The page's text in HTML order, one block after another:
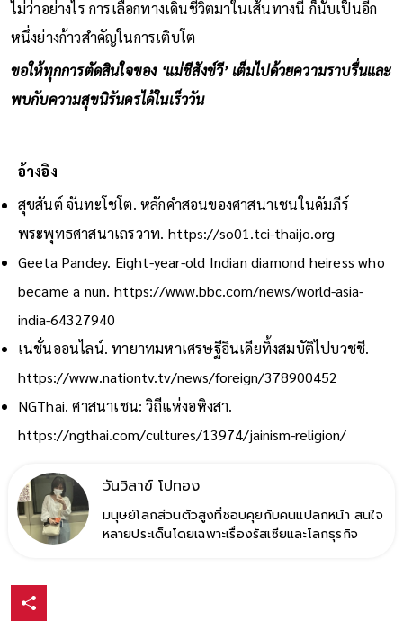
ไม่ว่าอย่างไร การเลือกทางเดินชีวิตมาในเส้นทางนี้ ก็นับเป็นอีก
หนึ่งย่างก้าวสำคัญในการเติบโต
ขอให้ทุกการตัดสินใจของ ‘แม่ชีสังข์วี’ เต็มไปด้วยความราบรื่นและ
พบกับความสุขนิรันดรได้ในเร็ววัน
อ้างอิง
สุขสันต์ จันทะโชโต. หลักคำสอนของศาสนาเชนในคัมภีร์
พระพุทธศาสนาเถรวาท. https://so01.tci-thaijo.org
Geeta Pandey. Eight-year-old Indian diamond heiress who
became a nun. https://www.bbc.com/news/world-asia-
india-64327940
เนชั่นออนไลน์. ทายาทมหาเศรษฐีอินเดียทิ้งสมบัติไปบวชชี.
https://www.nationtv.tv/news/foreign/378900452
NGThai. ศาสนาเชน: วิถีแห่งอหิงสา.
https://ngthai.com/cultures/13974/jainism-religion/
วันวิสาข์ โปทอง
มนุษย์โลกส่วนตัวสูงที่ชอบคุยกับคนแปลกหน้า สนใจ
หลายประเด็นโดยเฉพาะเรื่องรัสเซียและโลกธุรกิจ